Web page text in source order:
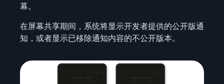
幕。
在屏幕共享期间，系统将显示开发者提供的公开版通
知，或者显示已移除通知内容的不公开版本。